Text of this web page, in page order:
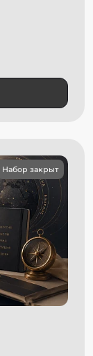
Набор закрыт